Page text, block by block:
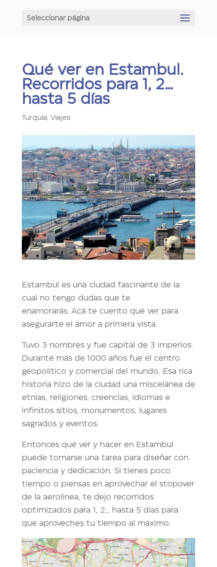
Seleccionar página
Qué ver en Estambul.
Recorridos para 1, 2…
hasta 5 días
Turquía, Viajes
Estambul es una ciudad fascinante de la
cual no tengo dudas que te
enamorarás. Acá te cuento qué ver para
asegurarte el amor a primera vista.
Tuvo 3 nombres y fue capital de 3 imperios.
Durante más de 1000 años fue el centro
geopolítico y comercial del mundo. Esa rica
historia hizo de la ciudad una miscelánea de
etnias, religiones, creencias, idiomas e
infinitos sitios, monumentos, lugares
sagrados y eventos.
Entonces qué ver y hacer en Estambul
puede tornarse una tarea para diseñar con
paciencia y dedicación. Si tienes poco
tiempo o piensas en aprovechar el stopover
de la aerolínea, te dejo recorridos
optimizados para 1, 2… hasta 5 días para
que aproveches tu tiempo al máximo.
Reproductor
de